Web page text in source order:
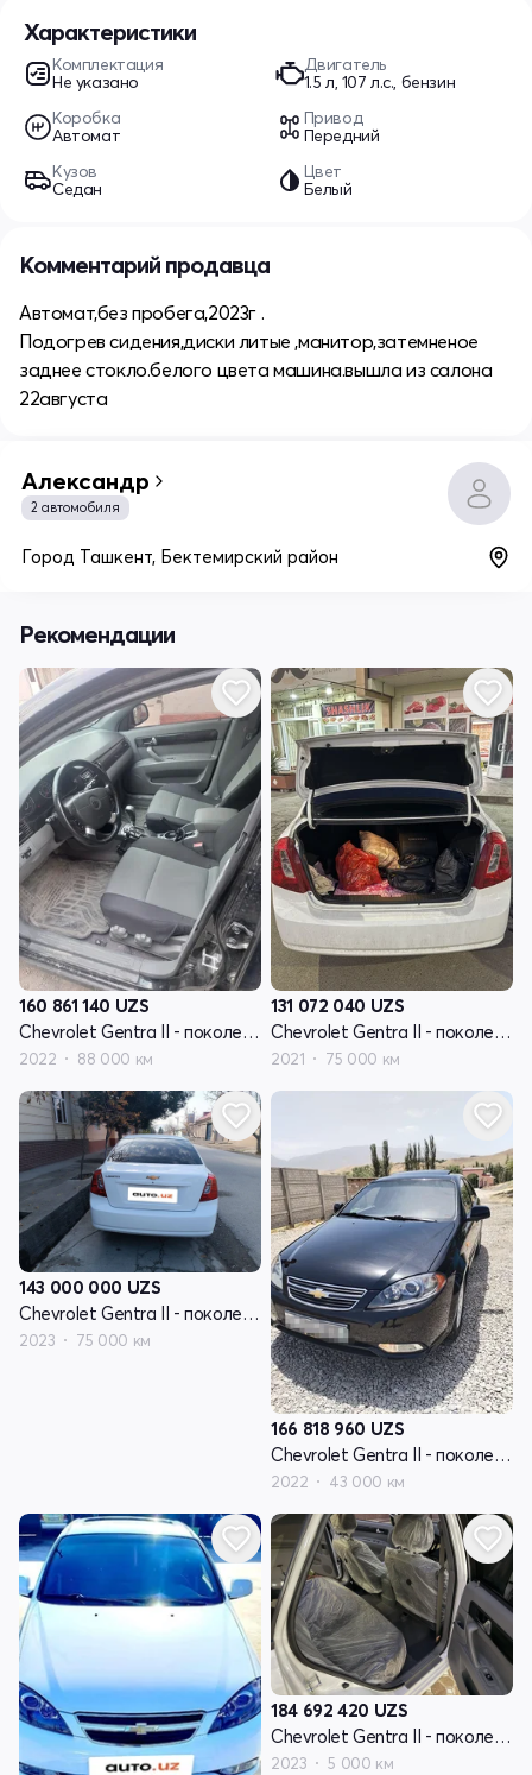
Характеристики
Комплектация
Не указано
Двигатель
1.5 л, 107 л.с., бензин
Коробка
Автомат
Привод
Передний
Кузов
Седан
Цвет
Белый
Комментарий продавца
Автомат,без пробега,2023г .
Подогрев сидения,диски литые ,манитор,затемненое
заднее стокло.белого цвета машина.вышла из салона
22августа
Александр
2 автомобиля
Город Ташкент, Бектемирский район
Рекомендации
160 861 140 UZS
Chevrolet Gentra II - поколение
2022 88 000 км
131 072 040 UZS
Chevrolet Gentra II - поколение
2021 75 000 км
143 000 000 UZS
Chevrolet Gentra II - поколение
2023 75 000 км
166 818 960 UZS
Chevrolet Gentra II - поколение
2022 43 000 км
184 692 420 UZS
Chevrolet Gentra II - поколение
2023 5 000 км